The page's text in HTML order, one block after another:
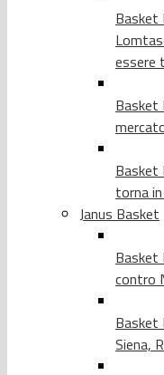
Basket
essere
Basket
Basket
torna
Janus Basket
Basket
contro
Basket
Siena,